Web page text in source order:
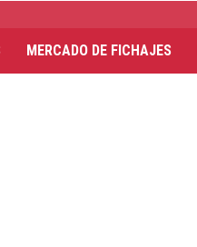
MERCADO DE FICHAJES